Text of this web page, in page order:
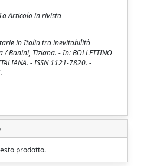
Articolo in rivista
in Italia tra inevitabilità
Banini, Tiziana. - In: BOLLETTINO
- ISSN 1121-7820. -
prodotto.